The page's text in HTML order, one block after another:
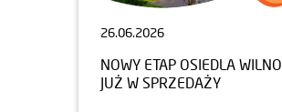
26.06.2026
NOWY ETAP OSIEDLA WILNO
JUŻ W SPRZEDAŻY